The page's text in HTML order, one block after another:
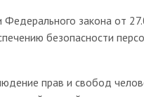
Федерального закона от
безопасности
прав и свобод